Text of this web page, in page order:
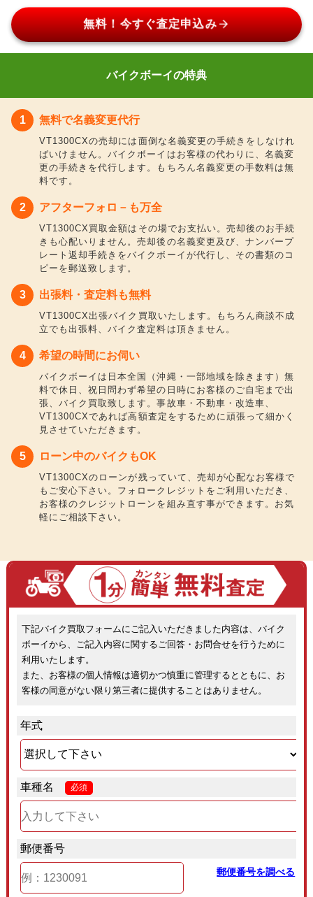
無料！今すぐ査定申込みarrow_forward
バイクボーイの特典
無料で名義変更代行
VT1300CXの売却には面倒な名義変更の手続きをしなけれ
ばいけません。バイクボーイはお客様の代わりに、名義変
更の手続きを代行します。もちろん名義変更の手数料は無
料です。
アフターフォロ－も万全
VT1300CX買取金額はその場でお支払い。売却後のお手続
きも心配いりません。売却後の名義変更及び、ナンバープ
レート返却手続きをバイクボーイが代行し、その書類のコ
ピーを郵送致します。
出張料・査定料も無料
VT1300CX出張バイク買取いたします。もちろん商談不成
立でも出張料、バイク査定料は頂きません。
希望の時間にお伺い
バイクボーイは日本全国（沖縄・一部地域を除きます）無
料で休日、祝日問わず希望の日時にお客様のご自宅まで出
張、バイク買取致します。事故車・不動車・改造車、
VT1300CXであれば高額査定をするために頑張って細かく
見させていただきます。
ローン中のバイクもOK
VT1300CXのローンが残っていて、売却が心配なお客様で
もご安心下さい。フォロークレジットをご利用いただき、
お客様のクレジットローンを組み直す事ができます。お気
軽にご相談下さい。
下記バイク買取フォームにご記入いただきました内容は、バイク
ボーイから、ご記入内容に関するご回答・お問合せを行うために
利用いたします。
また、お客様の個人情報は適切かつ慎重に管理するとともに、お
客様の同意がない限り第三者に提供することはありません。
年式
車種名 必須
郵便番号
郵便番号を調べる